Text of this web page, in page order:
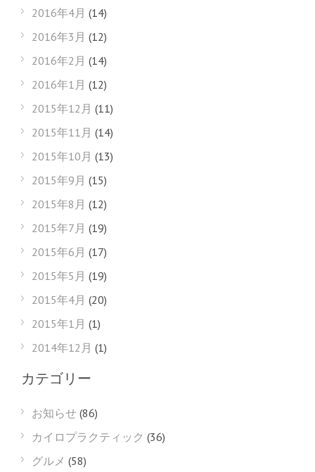
2016年4月 (14)
2016年3月 (12)
2016年2月 (14)
2016年1月 (12)
2015年12月 (11)
2015年11月 (14)
2015年10月 (13)
2015年9月 (15)
2015年8月 (12)
2015年7月 (19)
2015年6月 (17)
2015年5月 (19)
2015年4月 (20)
2015年1月 (1)
2014年12月 (1)
カテゴリー
お知らせ (86)
カイロプラクティック (36)
グルメ (58)